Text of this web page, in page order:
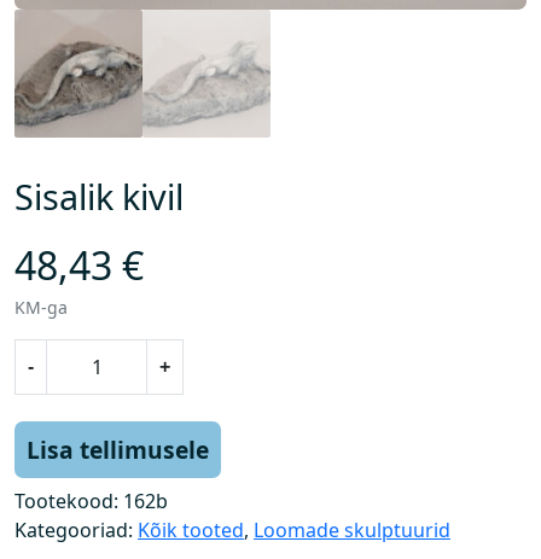
Sisalik kivil
48,43 €
KM-ga
-
l
i
k
+
Lisa tellimusele
Tootekood: 162b
Kategooriad: Kõik tooted, Loomade skulptuurid